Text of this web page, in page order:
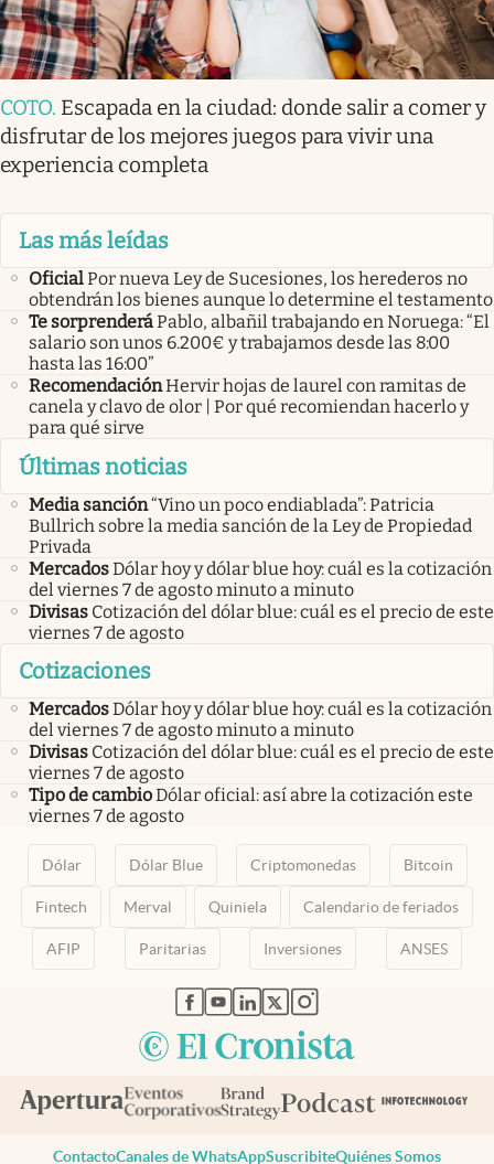
COTO. Escapada en la ciudad: donde salir a comer y
disfrutar de los mejores juegos para vivir una
experiencia completa
Las más leídas
OficialPor nueva Ley de Sucesiones, los herederos no
obtendrán los bienes aunque lo determine el testamento
Te sorprenderáPablo, albañil trabajando en Noruega: “El
salario son unos 6.200€ y trabajamos desde las 8:00
hasta las 16:00”
RecomendaciónHervir hojas de laurel con ramitas de
canela y clavo de olor | Por qué recomiendan hacerlo y
para qué sirve
Últimas noticias
Media sanción“Vino un poco endiablada”: Patricia
Bullrich sobre la media sanción de la Ley de Propiedad
Privada
MercadosDólar hoy y dólar blue hoy: cuál es la cotización
del viernes 7 de agosto minuto a minuto
Divisas Cotización del dólar blue: cuál es el precio de este
viernes 7 de agosto
Cotizaciones
MercadosDólar hoy y dólar blue hoy: cuál es la cotización
del viernes 7 de agosto minuto a minuto
Divisas Cotización del dólar blue: cuál es el precio de este
viernes 7 de agosto
Tipo de cambioDólar oficial: así abre la cotización este
viernes 7 de agosto
Dólar Dólar Blue Criptomonedas Bitcoin
Fintech Merval Quiniela Calendario de feriados
AFIP Paritarias Inversiones ANSES
abre en nueva pestaña
abre en nueva pestaña
abre en nueva pestaña
abre en nueva pestaña
abre en nueva pestaña
ContactoCanales de WhatsAppSuscribiteQuiénes Somos